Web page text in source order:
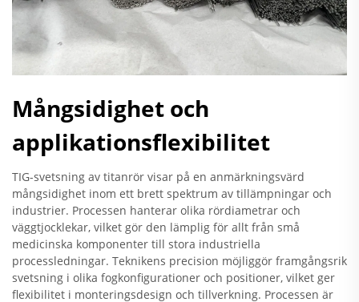
Mångsidighet och
applikationsflexibilitet
TIG-svetsning av titanrör visar på en anmärkningsvärd
mångsidighet inom ett brett spektrum av tillämpningar och
industrier. Processen hanterar olika rördiametrar och
väggtjocklekar, vilket gör den lämplig för allt från små
medicinska komponenter till stora industriella
processledningar. Teknikens precision möjliggör framgångsrik
svetsning i olika fogkonfigurationer och positioner, vilket ger
flexibilitet i monteringsdesign och tillverkning. Processen är